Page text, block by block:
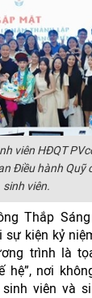
viên HĐQT
Điều hành Quỹ
sinh viên.
Thắp
sự kiện kỷ
trình là
hệ”, nơi
viên và